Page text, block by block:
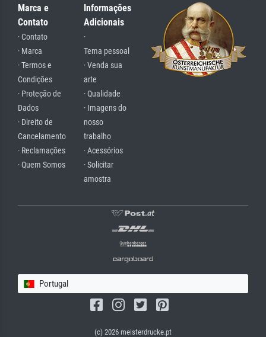
Marca e
Contato
· Contato
· Marca
· Termos e
Condições
· Proteção de
Dados
· Direito de
Cancelamento
· Reclamações
· Quem Somos
Informações
Adicionais
·
Tema pessoal
· Venda sua
arte
· Qualidade
· Imagens do
nosso
trabalho
· Acessórios
· Solicitar
amostra
Portugal
(c) 2026 meisterdrucke.pt